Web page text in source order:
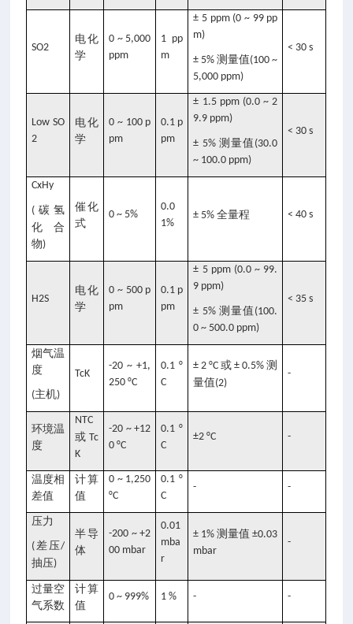
SO2
电化
学
0 ~ 5,000
ppm
1 pp
m
± 5 ppm (0 ~ 99 pp
m)
± 5%测量值(100 ~
5,000 ppm)
< 30 s
Low SO
2
电化
学
0 ~ 100 p
pm
0.1 p
pm
± 1.5 ppm (0.0 ~ 2
9.9 ppm)
± 5% 测量值 (30.0
~ 100.0 ppm)
< 30 s
CxHy
( 碳氢
化合
物)
催化
式
0 ~ 5%
0.0
1%
± 5%全量程 < 40 s
H2S
电化
学
0 ~ 500 p
pm
0.1 p
pm
± 5 ppm (0.0 ~ 99.
9 ppm)
± 5% 测量值 (100.
0 ~ 500.0 ppm)
< 35 s
烟气温
度
(主机)
TcK
-20 ~ +1,
250 °C
0.1 °
C
± 2 °C或 ± 0.5%测
量值(2)
-
环境温
度
NTC
或 Tc
K
-20 ~ +12
0 °C
0.1 °
C
±2 °C -
温度相
差值
计算
值
0 ~ 1,250
°C
0.1 °
C
- -
压力
( 差压/
抽压)
半导
体
-200 ~ +2
00 mbar
0.01
mba
r
± 1%测量值 ±0.03
mbar
-
过量空
气系数
计算
值
0 ~ 999% 1 % - -